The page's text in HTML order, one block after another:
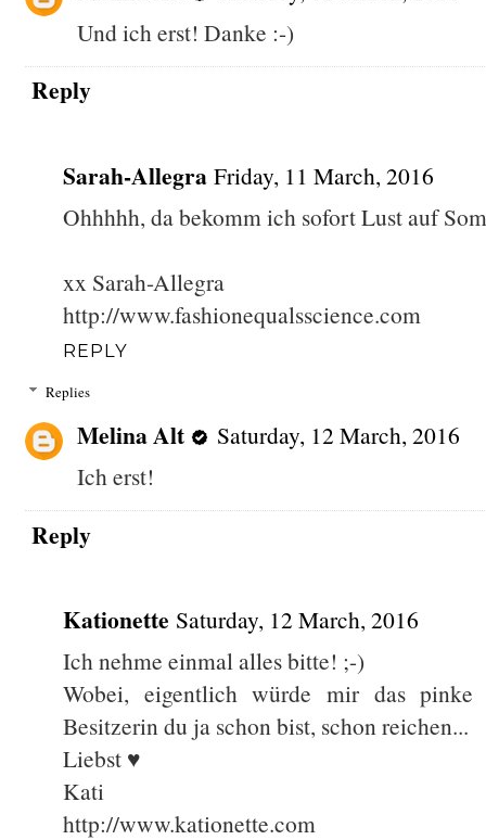
Und ich erst! Danke :-)
Reply
Sarah-Allegra Friday, 11 March, 2016
Ohhhhh, da bekomm ich sofort Lust auf
xx Sarah-Allegra
http://www.fashionequalsscience.com
REPLY
Replies
Melina Alt
Saturday, 12 March, 2016
Ich erst!
Reply
Kationette Saturday, 12 March, 2016
Ich nehme einmal alles bitte! ;-)
Wobei, eigentlich würde mir das pinke
Besitzerin du ja schon bist, schon reichen...
Liebst ♥
Kati
http://www.kationette.com